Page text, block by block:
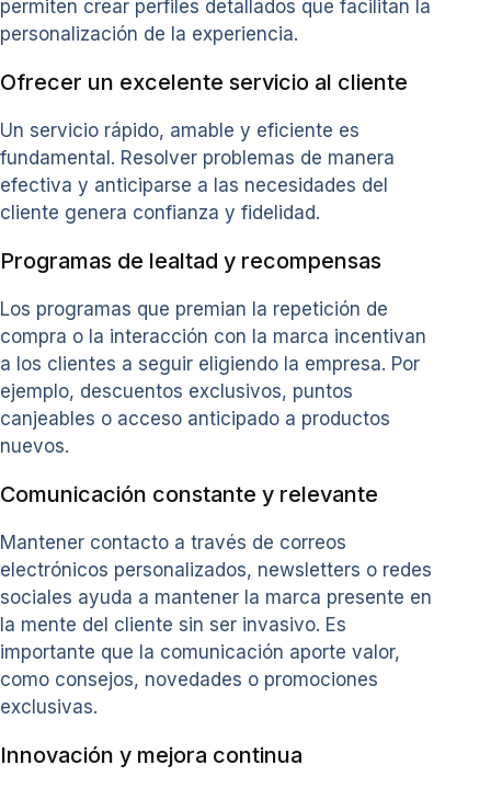
permiten crear perfiles detallados que facilitan la
personalización de la experiencia.
Ofrecer un excelente servicio al cliente
Un servicio rápido, amable y eficiente es
fundamental. Resolver problemas de manera
efectiva y anticiparse a las necesidades del
cliente genera confianza y fidelidad.
Programas de lealtad y recompensas
Los programas que premian la repetición de
compra o la interacción con la marca incentivan
a los clientes a seguir eligiendo la empresa. Por
ejemplo, descuentos exclusivos, puntos
canjeables o acceso anticipado a productos
nuevos.
Comunicación constante y relevante
Mantener contacto a través de correos
electrónicos personalizados, newsletters o redes
sociales ayuda a mantener la marca presente en
la mente del cliente sin ser invasivo. Es
importante que la comunicación aporte valor,
como consejos, novedades o promociones
exclusivas.
Innovación y mejora continua